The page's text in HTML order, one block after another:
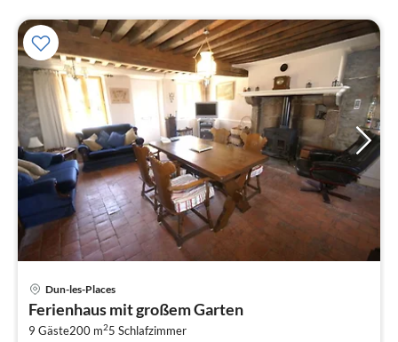
Dun-les-Places
Ferienhaus mit großem Garten
9 Gäste200 m25 Schlafzimmer